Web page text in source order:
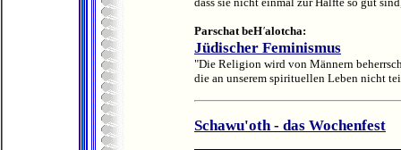
Parschat beH'alotcha:
Jüdischer Feminismus
"Die Religion wird von Männern
die an unserem spirituellen Leben nicht
Schawu'oth - das Wochenfest